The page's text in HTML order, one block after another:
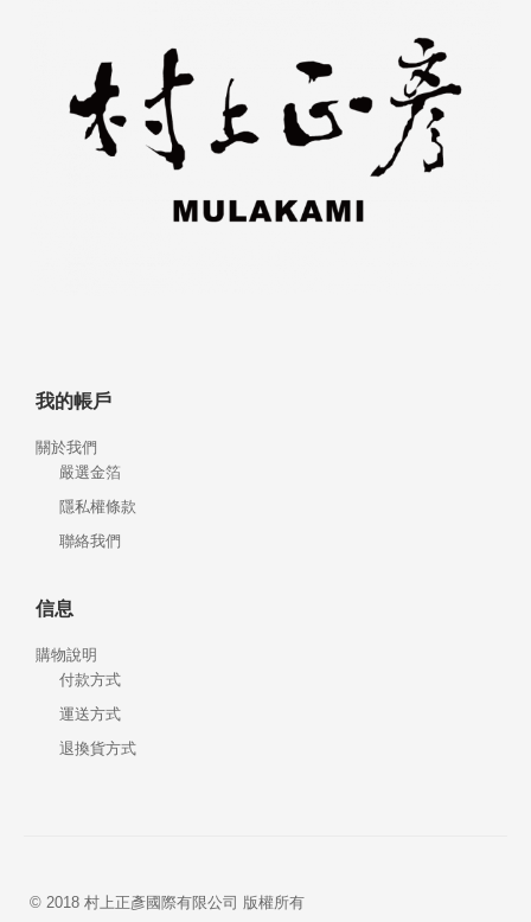
我的帳戶
關於我們
嚴選金箔
隱私權條款
聯絡我們
信息
購物說明
付款方式
運送方式
退換貨方式
© 2018 村上正彥國際有限公司 版權所有